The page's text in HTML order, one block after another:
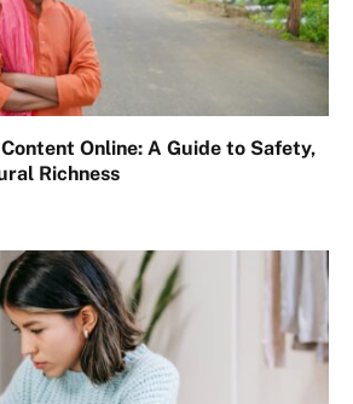
Online: A Guide to Safety,
Richness